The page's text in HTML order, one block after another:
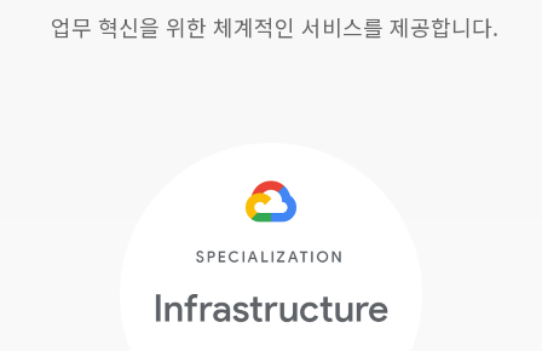
업무 혁신을 위한 체계적인 서비스를 제공합니다.